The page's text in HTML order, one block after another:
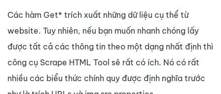
Các hàm Get* trích xuất những dữ liệu cụ thể từ
website. Tuy nhiên, nếu bạn muốn nhanh chóng lấy
được tất cả các thông tin theo một dạng nhất định thì
công cụ Scrape HTML Tool sẽ rất có ích. Nó có rất
nhiều các biểu thức chính quy được định nghĩa trước